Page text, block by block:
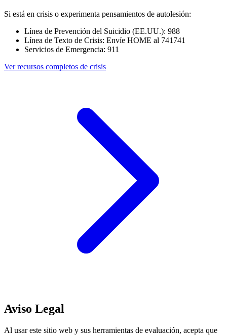
Si está en crisis o experimenta pensamientos de autolesión:
Línea de Prevención del Suicidio (EE.UU.): 988
Línea de Texto de Crisis: Envíe HOME al 741741
Servicios de Emergencia: 911
Ver recursos completos de crisis
Aviso Legal
Al usar este sitio web y sus herramientas de evaluación, acepta que